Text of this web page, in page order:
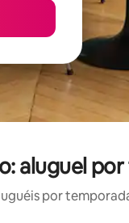
aluguel
por